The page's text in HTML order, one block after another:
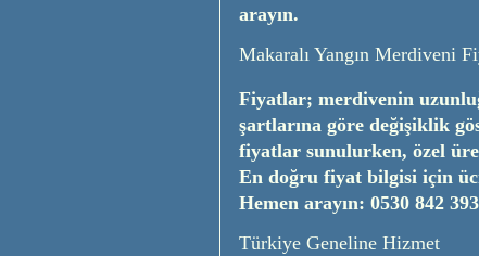
arayın.
Makaralı Yangın Merdiveni
Fiyatlar; merdivenin
şartlarına göre değişiklik
fiyatlar sunulurken, özel
En doğru fiyat bilgisi için
Hemen arayın: 0530 842
Türkiye Geneline Hizmet